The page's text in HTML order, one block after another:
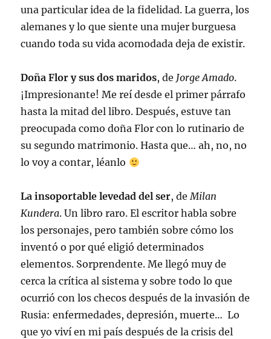
una particular idea de la fidelidad. La guerra, los
alemanes y lo que siente una mujer burguesa
cuando toda su vida acomodada deja de existir.
Doña Flor y sus dos maridos, de Jorge Amado.
¡Impresionante! Me reí desde el primer párrafo
hasta la mitad del libro. Después, estuve tan
preocupada como doña Flor con lo rutinario de
su segundo matrimonio. Hasta que… ah, no, no
lo voy a contar, léanlo
La insoportable levedad del ser, deMilan
Kundera. Un libro raro. El escritor habla sobre
los personajes, pero también sobre cómo los
inventó o por qué eligió determinados
elementos. Sorprendente. Me llegó muy de
cerca la crítica al sistema y sobre todo lo que
ocurrió con los checos después de la invasión de
Rusia: enfermedades, depresión, muerte… Lo
que yo viví en mi país después de la crisis del